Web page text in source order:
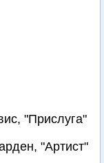
"Прислуга"
"Артист"